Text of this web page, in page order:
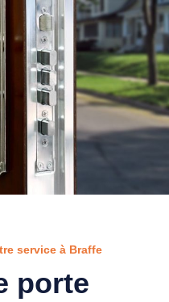
service à Braffe
porte